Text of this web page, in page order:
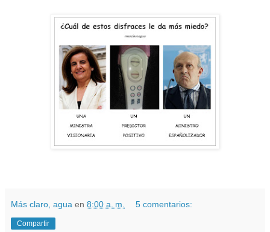
Más claro, agua en 8:00 a. m. 5 comentarios:
Compartir